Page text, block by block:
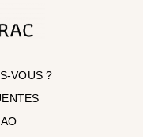
VOUS ?